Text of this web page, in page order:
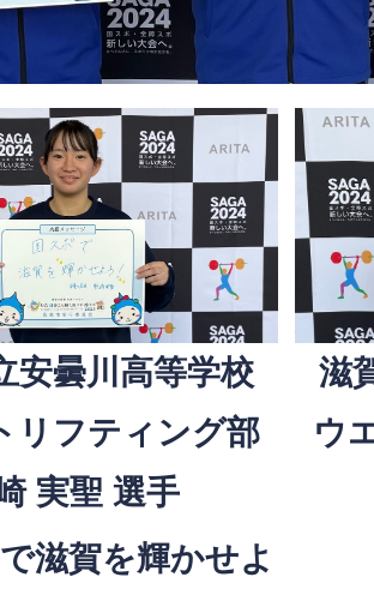
安曇川高等学校
リフティング部
実聖 選手
で滋賀を輝かせよ
滋
ウ